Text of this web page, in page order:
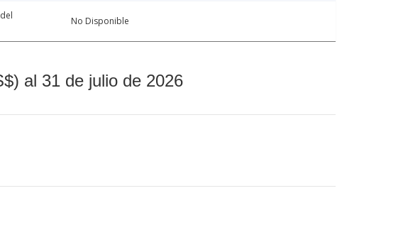
No Disponible
al 31 de julio de 2026